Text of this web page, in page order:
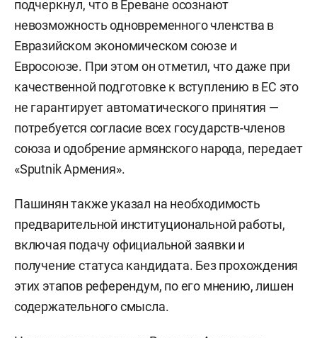
подчеркнул, что в Ереване осознают
невозможность одновременного членства в
Евразийском экономическом союзе и
Евросоюзе. При этом он отметил, что даже при
качественной подготовке к вступлению в ЕС это
не гарантирует автоматического принятия —
потребуется согласие всех государств-членов
союза и одобрение армянского народа, передает
«Sputnik Армения».
Пашинян также указал на необходимость
предварительной институциональной работы,
включая подачу официальной заявки и
получение статуса кандидата. Без прохождения
этих этапов референдум, по его мнению, лишен
содержательного смысла.